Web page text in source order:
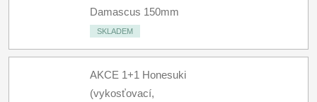
Damascus 150mm
SKLADEM
AKCE 1+1 Honesuki
(vykosťovací,